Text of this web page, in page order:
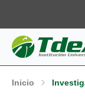
Inicio